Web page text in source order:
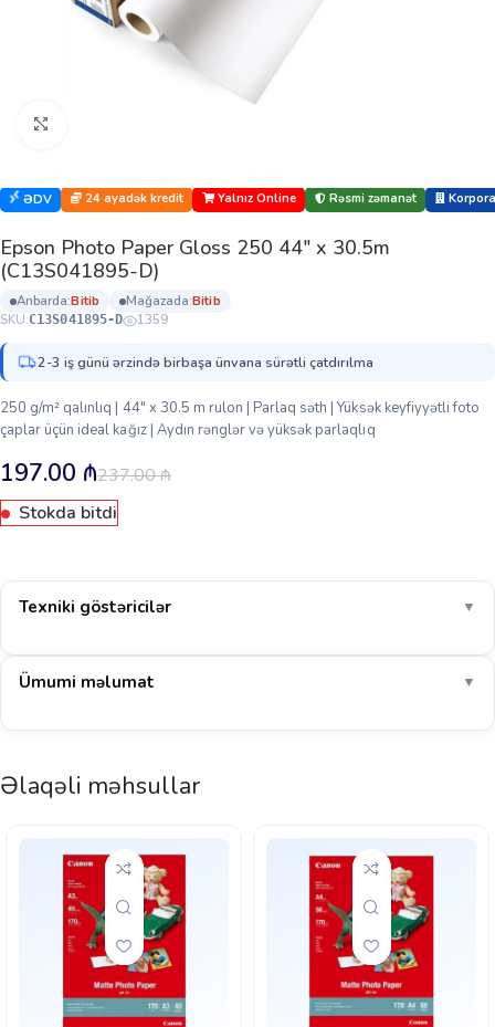
ƏDV 24 ayadək kredit Yalnız Online Rəsmi zəmanət
Epson Photo Paper Gloss 250 44″ x 30.5m
(C13S041895-D)
anbarda: bi̇ti̇b mağazada: bi̇ti̇b
SKU:C13S041895-D 1359
2-3 iş günü ərzində birbaşa ünvana sürətli çatdırılma
250 g/m² qalınlıq | 44″ x 30.5 m rulon | Parlaq səth | Yüksək keyfiyyətli foto
çaplar üçün ideal kağız | Aydın rənglər və yüksək parlaqlıq
237.00₼
197.00 ₼
Stokda bitdi
Texniki göstəricilər ▼
Ümumi məlumat ▼
Əlaqəli məhsullar